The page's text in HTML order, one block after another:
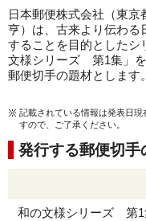
日本郵便株式会社（東
亨）は、古来より伝わる
することを目的としたシ
文様シリーズ 第1集」
郵便切手の題材とします。
記載されている情報は発表日
すので、ご了承ください。
発行する郵便切手
和の文様シリーズ 第1